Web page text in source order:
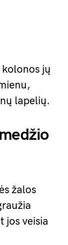
jų
lapelių.
žalos
jos veisia